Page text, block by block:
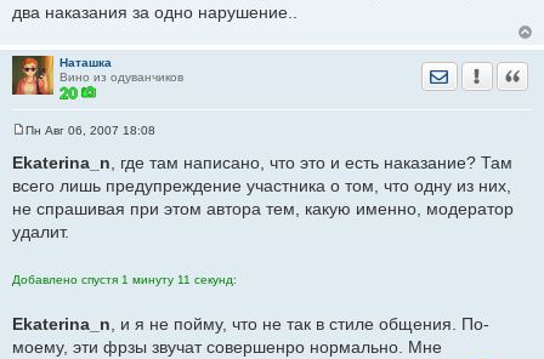
два наказания за одно нарушение..
Наташка
Вино из одуванчиков
Отправить
о
о
б
е
н
и
Пн Авг 06, 2007 18:08
Ekaterina_n , где там написано, что это и есть наказание? Там
всего лишь предупреждение участника о том, что одну из них,
не спрашивая при этом автора тем, какую именно, модератор
удалит.
Добавлено спустя 1 минуту 11 секунд:
Ekaterina_n , и я не пойму, что не так в стиле общения. По-
моему, эти фрзы звучат совершенро нормально. Мне